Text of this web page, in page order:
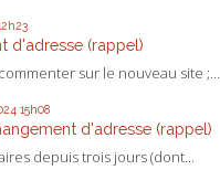
d'adresse (rappel)
sur le nouveau site ;...
15h08
d'adresse (rappel)
depuis trois jours (dont...